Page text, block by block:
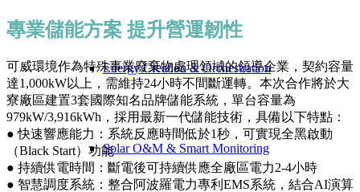
Energy Creation & Orchestration
Solar O&M & Smart Monitoring
專業儲能方案 提升營運韌性
可威環境作為特殊事業廢棄物處理領域的領導企業，契約容量
達1,000kW以上，需維持24小時不間斷運轉。本次合作將於大
寮廠區建置3套國際知名品牌儲能系統，單台容量為
979kW/3,916kWh，採用最新一代儲能技術，具備以下特點：
● 快速響應能力：系統反應時間低於1秒，可實現全黑啟動
（Black Start）功能
● 持續供電時間：斷電後可持續供應全廠區電力2-4小時
● 智慧調度系統：整合阿波羅電力專利EMS系統，結合AI演算